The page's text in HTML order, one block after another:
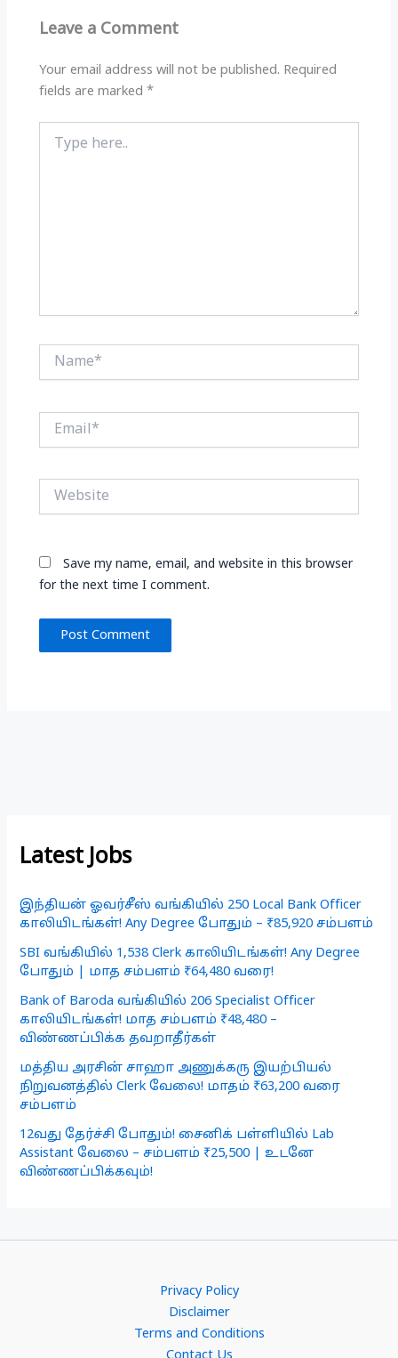
p m o
k
Leave a Comment
Your email address will not be published. Required
fields are marked*
here..
Name*
Email*
Website
Save my name, email, and website in this browser
for the next time I comment.
Latest Jobs
இந்தியன் ஓவர்சீஸ் வங்கியில் 250 Local Bank Officer
காலியிடங்கள்! Any Degree போதும் – ₹85,920 சம்பளம்
SBI வங்கியில் 1,538 Clerk காலியிடங்கள்! Any Degree
போதும் | மாத சம்பளம் ₹64,480 வரை!
Bank of Baroda வங்கியில் 206 Specialist Officer
காலியிடங்கள்! மாத சம்பளம் ₹48,480 –
விண்ணப்பிக்க தவறாதீர்கள்
மத்திய அரசின் சாஹா அணுக்கரு இயற்பியல்
நிறுவனத்தில் Clerk வேலை! மாதம் ₹63,200 வரை
சம்பளம்
12வது தேர்ச்சி போதும்! சைனிக் பள்ளியில் Lab
Assistant வேலை – சம்பளம் ₹25,500 | உடனே
விண்ணப்பிக்கவும்!
Privacy Policy
Disclaimer
Terms and Conditions